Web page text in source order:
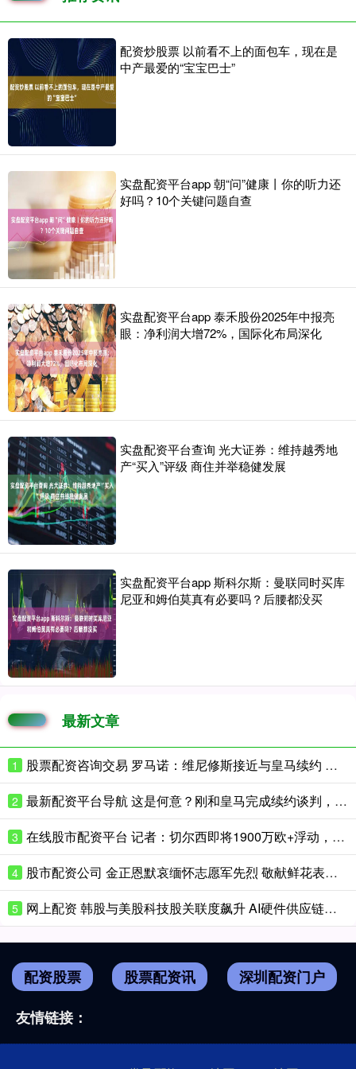
配资炒股票 以前看不上的面包车，现在是
中产最爱的“宝宝巴士”
实盘配资平台app 朝“问”健康丨你的听力还
好吗？10个关键问题自查
实盘配资平台app 泰禾股份2025年中报亮
眼：净利润大增72%，国际化布局深化
实盘配资平台查询 光大证券：维持越秀地
产“买入”评级 商住并举稳健发展
实盘配资平台app 斯科尔斯：曼联同时买库
尼亚和姆伯莫真有必要吗？后腰都没买
最新文章
1 股票配资咨询交易 罗马诺：维尼修斯接近与皇马续约 迪奥曼德官宣很快到来
2 最新配资平台导航 这是何意？刚和皇马完成续约谈判，维尼修斯清空了个人社媒账号
3 在线股市配资平台 记者：切尔西即将1900万欧+浮动，签下巴列卡诺左后卫查瓦里亚
4 股市配资公司 金正恩默哀缅怀志愿军先烈 敬献鲜花表敬意
5 网上配资 韩股与美股科技股关联度飙升 AI硬件供应链紧密相连
配资股票 股票配资讯
深圳配资门户
友情链接：